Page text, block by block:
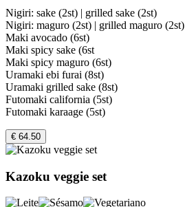
Nigiri: sake (2st) | grilled sake (2st)
Nigiri: maguro (2st) | grilled maguro (2st)
Maki avocado (6st)
Maki spicy sake (6st
Maki spicy maguro (6st)
Uramaki ebi furai (8st)
Uramaki grilled sake (8st)
Futomaki california (5st)
Futomaki karaage (5st)
€ 64.50
Kazoku veggie set